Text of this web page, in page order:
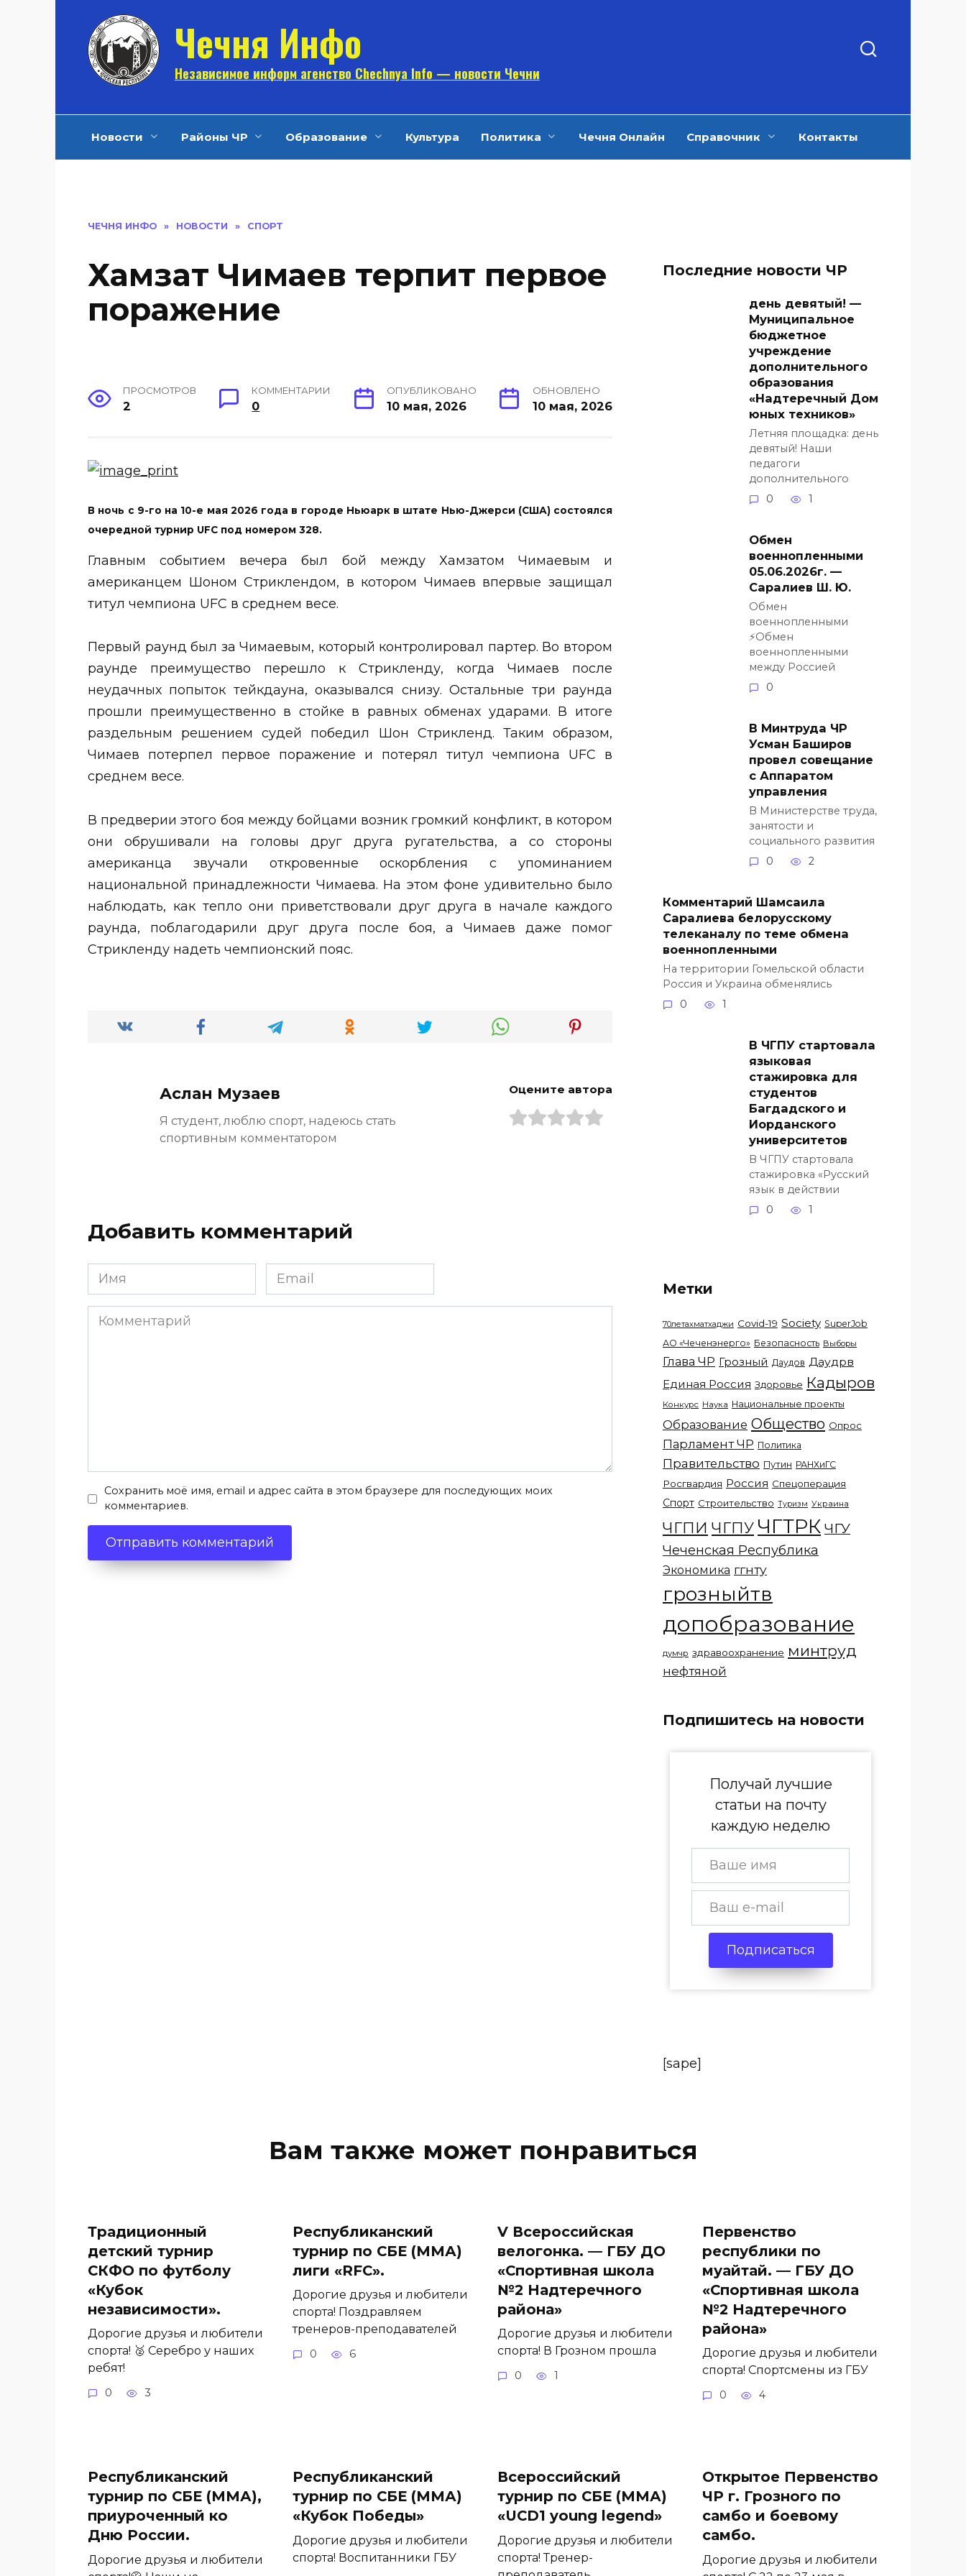
Чечня Инфо
Независимое информ агенство Chechnya Info — новости Чечни
Новости Районы ЧР Образование Культура Политика Чечня Онлайн Справочник Контакты
ЧЕЧНЯ ИНФО » НОВОСТИ » СПОРТ
Хамзат Чимаев терпит первое
поражение
ПРОСМОТРОВ
2
КОММЕНТАРИИ
0
ОПУБЛИКОВАНО
10 мая, 2026
ОБНОВЛЕНО
10 мая, 2026
В ночь с 9-го на 10-е мая 2026 года в городе Ньюарк в штате Нью-Джерси (США) состоялся
очередной турнир UFC под номером 328.
Главным событием вечера был бой между Хамзатом Чимаевым и
американцем Шоном Стриклендом, в котором Чимаев впервые защищал
титул чемпиона UFC в среднем весе.
Первый раунд был за Чимаевым, который контролировал партер. Во втором
раунде преимущество перешло к Стрикленду, когда Чимаев после
неудачных попыток тейкдауна, оказывался снизу. Остальные три раунда
прошли преимущественно в стойке в равных обменах ударами. В итоге
раздельным решением судей победил Шон Стрикленд. Таким образом,
Чимаев потерпел первое поражение и потерял титул чемпиона UFC в
среднем весе.
В предверии этого боя между бойцами возник громкий конфликт, в котором
они обрушивали на головы друг друга ругательства, а со стороны
американца звучали откровенные оскорбления с упоминанием
национальной принадлежности Чимаева. На этом фоне удивительно было
наблюдать, как тепло они приветствовали друг друга в начале каждого
раунда, поблагодарили друг друга после боя, а Чимаев даже помог
Стрикленду надеть чемпионский пояс.
Аслан Музаев
Я студент, люблю спорт, надеюсь стать
спортивным комментатором
Оцените автора
Добавить комментарий
Имя
*
Email
*
Комментарий
Сохранить моё имя, email и адрес сайта в этом браузере для последующих моих
комментариев.
Последние новости ЧР
день девятый! —
Муниципальное
бюджетное
учреждение
дополнительного
образования
«Надтеречный Дом
юных техников»
Летняя площадка: день
девятый! Наши
педагоги
дополнительного
0
1
Обмен
военнопленными
05.06.2026г. —
Саралиев Ш. Ю.
Обмен
военнопленными
⚡️Обмен
военнопленными
между Россией
0
В Минтруда ЧР
Усман Баширов
провел совещание
с Аппаратом
управления
В Министерстве труда,
занятости и
социального развития
0
2
Комментарий Шамсаила
Саралиева белорусскому
телеканалу по теме обмена
военнопленными
На территории Гомельской области
Россия и Украина обменялись
0
1
В ЧГПУ стартовала
языковая
стажировка для
студентов
Багдадского и
Иорданского
университетов
В ЧГПУ стартовала
стажировка «Русский
язык в действии
0
1
Метки
70летахматхаджи Covid-19 Society SuperJob
АО «Чеченэнерго» Безопасность Выборы
Глава ЧР Грозный Даудов Даудрв
Единая Россия Здоровье Кадыров
Конкурс Наука Национальные проекты
Образование Общество Опрос
Парламент ЧР Политика
Правительство Путин РАНХиГС
Росгвардия Россия Спецоперация
Спорт Строительство Туризм Украина
ЧГПИ ЧГПУ ЧГТРК ЧГУ
Чеченская Республика
Экономика ггнту
грозныйтв
допобразование
думчр здравоохранение минтруд
нефтяной
Подпишитесь на новости
Получай лучшие
статьи на почту
каждую неделю
Подписаться
[sape]
Вам также может понравиться
Традиционный
детский турнир
СКФО по футболу
«Кубок
независимости».
Дорогие друзья и любители
спорта! 🥈 Серебро у наших
ребят!
0 3
Республиканский
турнир по СБЕ (ММА)
лиги «RFC».
Дорогие друзья и любители
спорта! Поздравляем
тренеров-преподавателей
0 6
V Всероссийская
велогонка. — ГБУ ДО
«Спортивная школа
№2 Надтеречного
района»
Дорогие друзья и любители
спорта! В Грозном прошла
0 1
Первенство
республики по
муайтай. — ГБУ ДО
«Спортивная школа
№2 Надтеречного
района»
Дорогие друзья и любители
спорта! Спортсмены из ГБУ
0 4
Республиканский
турнир по СБЕ (ММА),
приуроченный ко
Дню России.
Дорогие друзья и любители
Республиканский
турнир по СБЕ (ММА)
«Кубок Победы»
Дорогие друзья и любители
спорта! Воспитанники ГБУ
Всероссийский
турнир по СБЕ (ММА)
«UCD1 young legend»
Дорогие друзья и любители
спорта! Тренер-
Открытое Первенство
ЧР г. Грозного по
самбо и боевому
самбо.
Дорогие друзья и любители